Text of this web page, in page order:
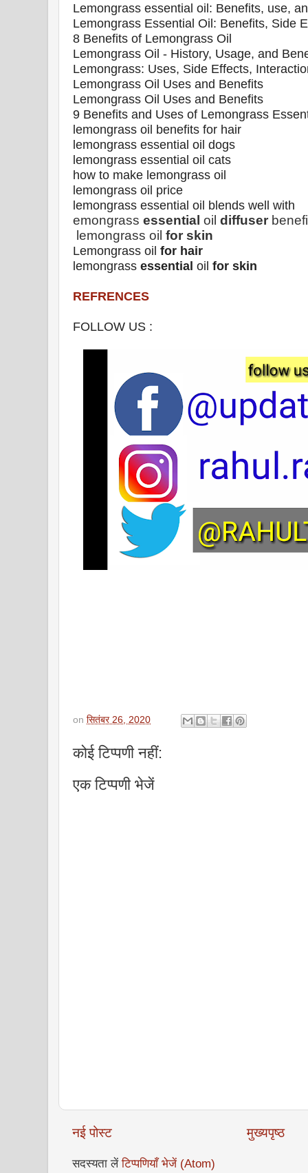
Lemongrass essential oil: Benefits, use,
Lemongrass Essential Oil: Benefits, Side
8 Benefits of Lemongrass Oil
Lemongrass Oil - History, Usage, and
Lemongrass: Uses, Side Effects,
Lemongrass Oil Uses and Benefits
Lemongrass Oil Uses and Benefits
9 Benefits and Uses of Lemongrass
lemongrass oil benefits for hair
lemongrass essential oil dogs
lemongrass essential oil cats
how to make lemongrass oil
lemongrass oil price
lemongrass essential oil blends well with
emongrass essential oil diffuser
lemongrass oil for skin
Lemongrass oil for hair
lemongrass essential oil for skin
REFRENCES
FOLLOW US :
on सितंबर 26, 2020
कोई टिप्पणी नहीं:
एक टिप्पणी भेजें
नई पोस्ट मुख्यपृष्ठ
सदस्यता लेंटिप्पणियाँ भेजें (Atom)